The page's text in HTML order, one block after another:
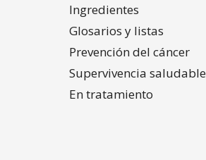
Ingredientes
Glosarios y listas
Prevención del cáncer
Supervivencia saludable
En tratamiento